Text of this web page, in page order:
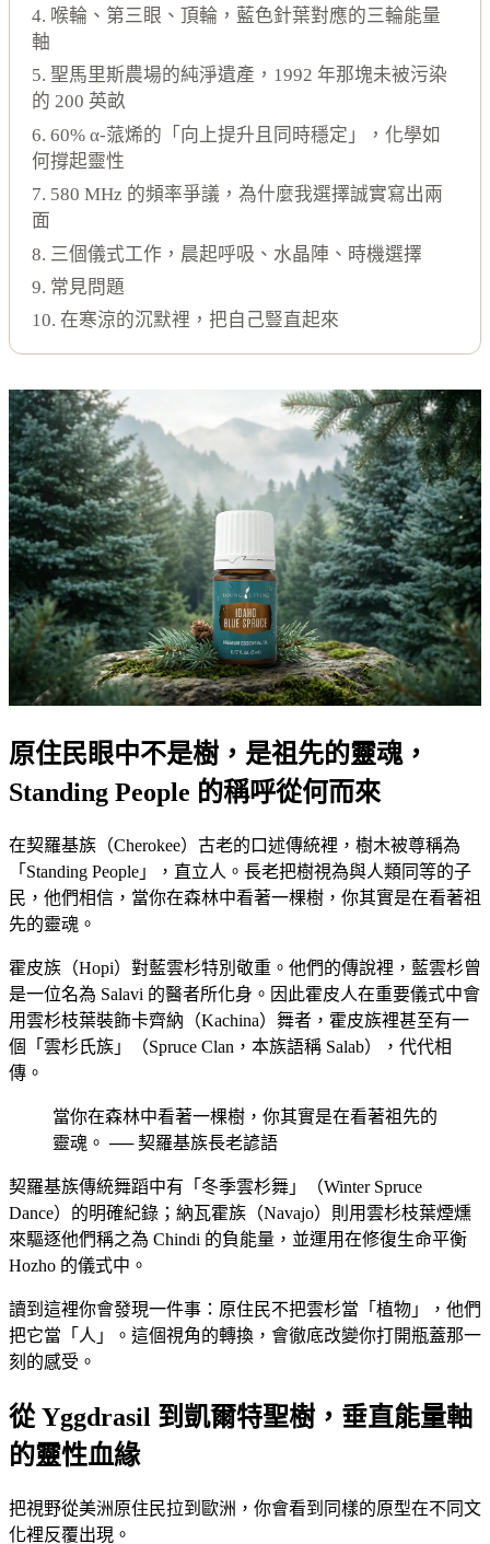
4. 喉輪、第三眼、頂輪，藍色針葉對應的三輪能量
軸
5. 聖馬里斯農場的純淨遺產，1992 年那塊未被污染
的 200 英畝
6. 60% α-蒎烯的「向上提升且同時穩定」，化學如
何撐起靈性
7. 580 MHz 的頻率爭議，為什麼我選擇誠實寫出兩
面
8. 三個儀式工作，晨起呼吸、水晶陣、時機選擇
9. 常見問題
10. 在寒涼的沉默裡，把自己豎直起來
原住民眼中不是樹，是祖先的靈魂，
Standing People 的稱呼從何而來
在契羅基族（Cherokee）古老的口述傳統裡，樹木被尊稱為
「Standing People」，直立人。長老把樹視為與人類同等的子
民，他們相信，當你在森林中看著一棵樹，你其實是在看著祖
先的靈魂。
霍皮族（Hopi）對藍雲杉特別敬重。他們的傳說裡，藍雲杉曾
是一位名為 Salavi 的醫者所化身。因此霍皮人在重要儀式中會
用雲杉枝葉裝飾卡齊納（Kachina）舞者，霍皮族裡甚至有一
個「雲杉氏族」（Spruce Clan，本族語稱 Salab），代代相
傳。
當你在森林中看著一棵樹，你其實是在看著祖先的
靈魂。 ── 契羅基族長老諺語
契羅基族傳統舞蹈中有「冬季雲杉舞」（Winter Spruce
Dance）的明確紀錄；納瓦霍族（Navajo）則用雲杉枝葉煙燻
來驅逐他們稱之為 Chindi 的負能量，並運用在修復生命平衡
Hozho 的儀式中。
讀到這裡你會發現一件事：原住民不把雲杉當「植物」，他們
把它當「人」。這個視角的轉換，會徹底改變你打開瓶蓋那一
刻的感受。
從 Yggdrasil 到凱爾特聖樹，垂直能量軸
的靈性血緣
把視野從美洲原住民拉到歐洲，你會看到同樣的原型在不同文
化裡反覆出現。